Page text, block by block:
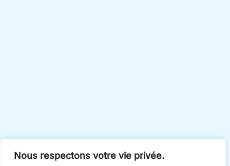
Nous respectons votre vie privée.